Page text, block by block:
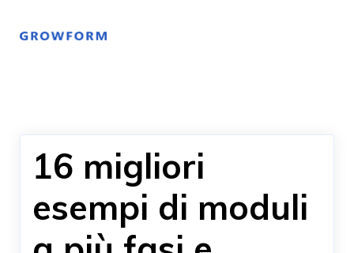
16 migliori
esempi di moduli